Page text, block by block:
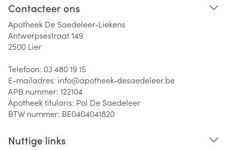
Contacteer ons
Apotheek De Saedeleer-Liekens
Antwerpsestraat 149
2500 Lier
Telefoon: 03 480 19 15
E-mailadres: info@apotheek-desaedeleer.be
APB nummer: 122104
Apotheek titularis: Pol De Saedeleer
BTW nummer: BE0404041820
Nuttige links